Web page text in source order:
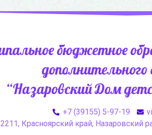
бюджетное
дополнительного
“Назаровский Дом
+7 (39155) 5-97-19
Красноярский край, Назаровский